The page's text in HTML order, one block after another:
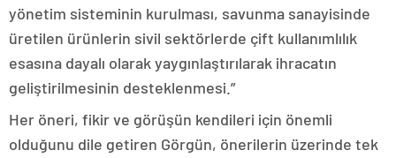
yönetim sisteminin kurulması, savunma sanayisinde
üretilen ürünlerin sivil sektörlerde çift kullanımlılık
esasına dayalı olarak yaygınlaştırılarak ihracatın
geliştirilmesinin desteklenmesi.”
Her öneri, fikir ve görüşün kendileri için önemli
olduğunu dile getiren Görgün, önerilerin üzerinde tek